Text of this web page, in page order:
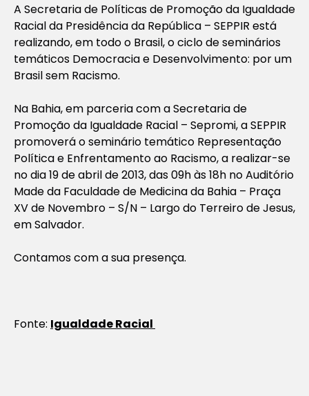
A Secretaria de Políticas de Promoção da Igualdade
Racial da Presidência da República – SEPPIR está
realizando, em todo o Brasil, o ciclo de seminários
temáticos Democracia e Desenvolvimento: por um
Brasil sem Racismo.
Na Bahia, em parceria com a Secretaria de
Promoção da Igualdade Racial – Sepromi, a SEPPIR
promoverá o seminário temático Representação
Política e Enfrentamento ao Racismo, a realizar-se
no dia 19 de abril de 2013, das 09h às 18h no Auditório
Made da Faculdade de Medicina da Bahia – Praça
XV de Novembro – S/N – Largo do Terreiro de Jesus,
em Salvador.
Contamos com a sua presença.
Fonte: Igualdade Racial